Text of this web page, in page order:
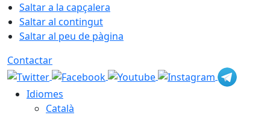
Saltar a la capçalera
Saltar al contingut
Saltar al peu de pàgina
Contactar
Idiomes
Català